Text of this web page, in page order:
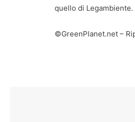
quello di Legambiente.
©GreenPlanet.net –